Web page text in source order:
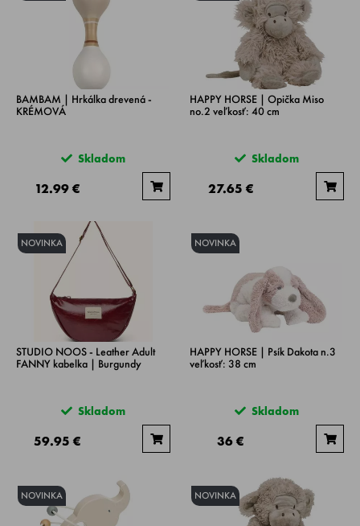
BAMBAM | Hrkálka drevená -
KRÉMOVÁ
Skladom
12.99 €
HAPPY HORSE | Opička Miso
no.2 veľkosť: 40 cm
Skladom
27.65 €
NOVINKA
STUDIO NOOS - Leather Adult
FANNY kabelka | Burgundy
Skladom
59.95 €
NOVINKA
HAPPY HORSE | Psík Dakota n.3
veľkosť: 38 cm
Skladom
36 €
NOVINKA NOVINKA